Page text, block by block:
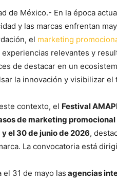
de México.- En la época
y las marcas enfrentan
el marketing
relevantes y
de destacar en un
la innovación y visibilizar
contexto, el Festival
de marketing
el 30 de junio de 2026,
La convocatoria está
el 31 de mayo las agencias